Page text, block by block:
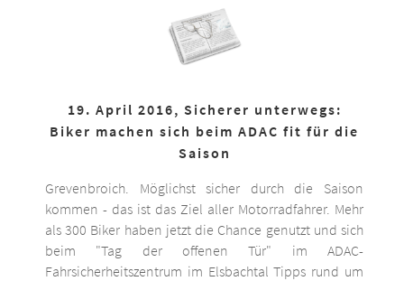
19. April 2016, Sicherer unterwegs:
Biker machen sich beim ADAC fit für die
Saison
Grevenbroich. Möglichst sicher durch die Saison
kommen - das ist das Ziel aller Motorradfahrer. Mehr
als 300 Biker haben jetzt die Chance genutzt und sich
beim "Tag der offenen Tür" im ADAC-
Fahrsicherheitszentrum im Elsbachtal Tipps rund um